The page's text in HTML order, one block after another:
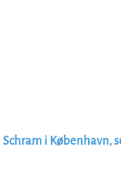
i København,